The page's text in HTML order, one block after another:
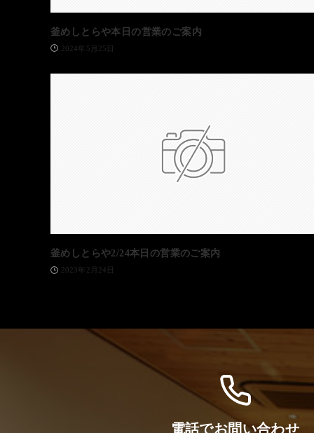
釜めしとらや本日の営業のご案内
2024年5月25日
釜めしとらや2/24本日の営業のご案内
2023年2月24日
電話でお問い合わせ